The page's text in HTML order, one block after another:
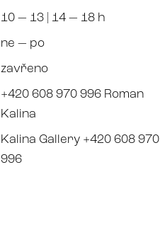
10 — 13 | 14 — 18 h
ne — po
zavřeno
+420 608 970 996 Roman
Kalina
Kalina Gallery +420 608 970
996